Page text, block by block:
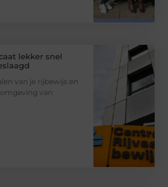
lekker snel
van je rijbewijs en
van